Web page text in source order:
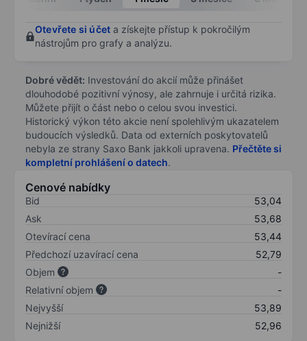
Otevřete si účet a získejte přístup k pokročilým
nástrojům pro grafy a analýzu.
Dobré vědět: Investování do akcií může přinášet
dlouhodobé pozitivní výnosy, ale zahrnuje i určitá rizika.
Můžete přijít o část nebo o celou svou investici.
Historický výkon této akcie není spolehlivým ukazatelem
budoucích výsledků. Data od externích poskytovatelů
nebyla ze strany Saxo Bank jakkoli upravena. Přečtěte si
kompletní prohlášení o datech.
Cenové nabídky
Bid
53,04
Ask
53,68
Otevírací cena
53,44
Předchozí uzavírací cena
52,79
Objem
-
Relativní objem
-
Nejvyšší
53,89
Nejnižší
52,96